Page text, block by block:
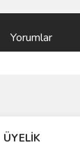
Yorumlar
ÜYELİK